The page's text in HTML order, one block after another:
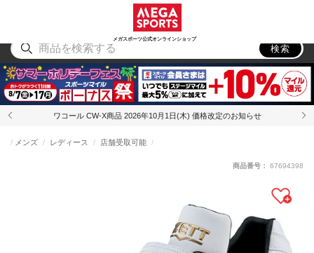
メガスポーツ公式オンラインショップ
アウトドア
検索
ワコール CW-X商品 2026年10月1日(木) 価格改定のお知らせ
メンズ レディース 店舗受取可能
商品番号： 67694398